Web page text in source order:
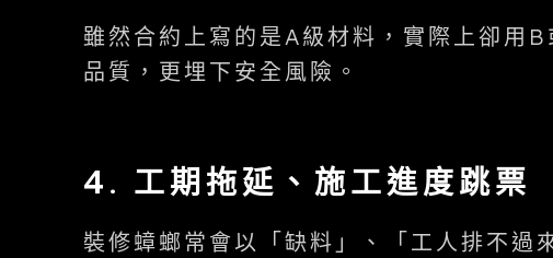
雖然合約上寫的是A級材料，實際上卻用
品質，更埋下安全風險。
4. 工期拖延、施工進度跳票
裝修蟑螂常會以「缺料」、「工人排不過